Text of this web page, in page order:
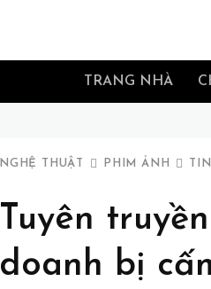
TRANG NHÀ
NGHỆ THUẬT PHIM ẢNH
Tuyên
doanh bị